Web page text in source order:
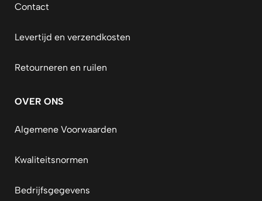
Contact
Levertijd en verzendkosten
Retourneren en ruilen
OVER ONS
Algemene Voorwaarden
Kwaliteitsnormen
Bedrijfsgegevens